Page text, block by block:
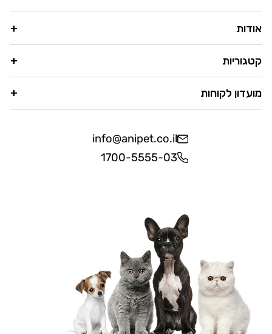
אודות
קטגוריות
מועדון לקוחות
info@anipet.co.il
1700-5555-03